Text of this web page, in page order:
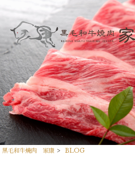
黒毛和牛焼肉 家康 > BLOG